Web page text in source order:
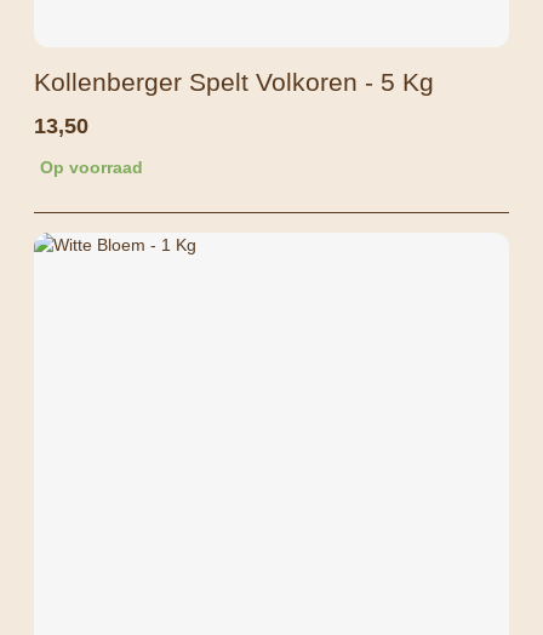
Kollenberger Spelt Volkoren - 5 Kg
13,50
Op voorraad